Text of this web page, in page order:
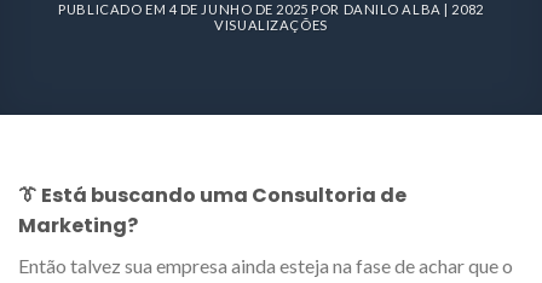
PUBLICADO EM 4 DE JUNHO DE 2025 POR DANILO ALBA
| 2082
VISUALIZAÇÕES
👔 Está buscando uma Consultoria de
Marketing?
Então talvez sua empresa ainda esteja na fase de achar que o